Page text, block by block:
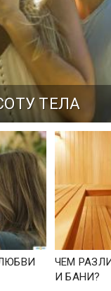
ТЕЛА
ЧЕМ
И БАНИ?